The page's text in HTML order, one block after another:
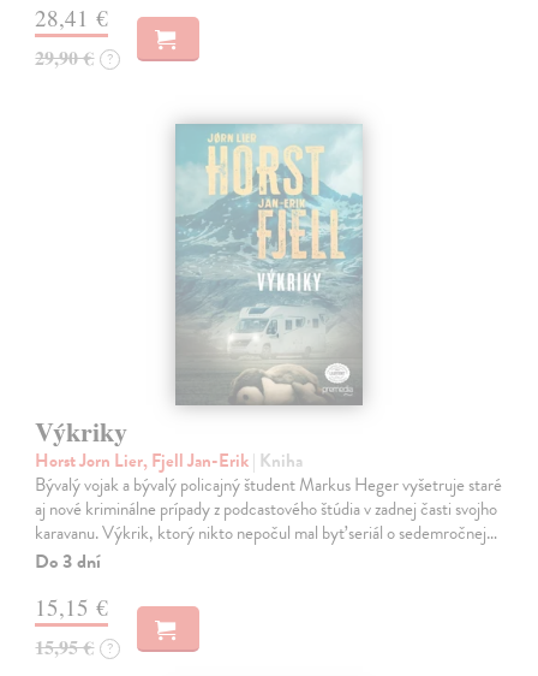
28,41 €
29,90 € ?
Výkriky
Horst Jorn Lier, Fjell Jan-Erik| Kniha
Bývalý vojak a bývalý policajný študent Markus Heger vyšetruje staré
aj nové kriminálne prípady z podcastového štúdia v zadnej časti svojho
karavanu. Výkrik, ktorý nikto nepočul mal byť seriál o sedemročnej…
Do 3 dní
15,15 €
15,95 € ?